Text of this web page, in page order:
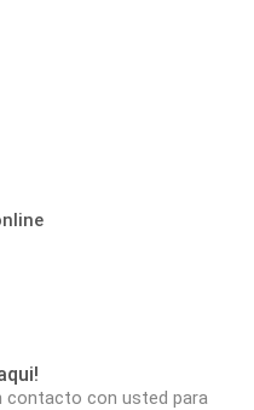
contacto con usted para